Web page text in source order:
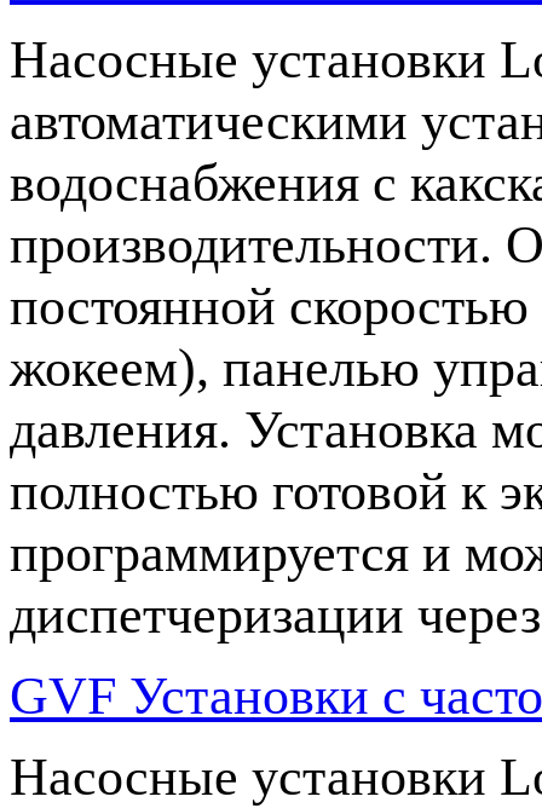
Насосные установки
автоматическими
водоснабжения с
производительности.
постоянной
жокеем), панелью
давления. Установка
полностью готовой к
программируется и
диспетчеризации
GVF Установки с
Насосные установки